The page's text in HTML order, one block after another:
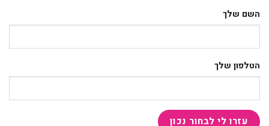
השם שלך
הטלפון שלך